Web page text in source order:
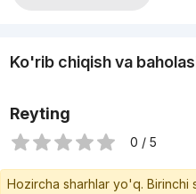
Ko'rib chiqish va
Reyting
0 / 5
Hozircha sharhlar yo'q. Birinchi